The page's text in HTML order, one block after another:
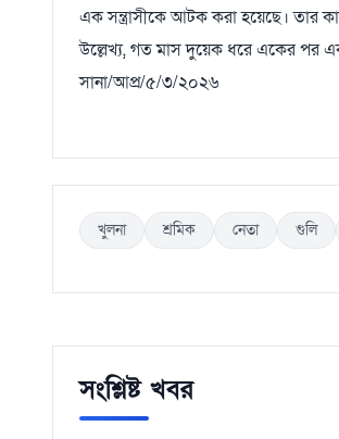
এক সন্ত্রাসীকে আটক করা হয়েছে। তার
উল্লেখ্য, গত মাস দুয়েক ধরে একের পর
সানা/আপ্র/৫/৩/২০২৬
খুলনা শ্রমিক নেতা গুলি
সংশ্লিষ্ট খবর